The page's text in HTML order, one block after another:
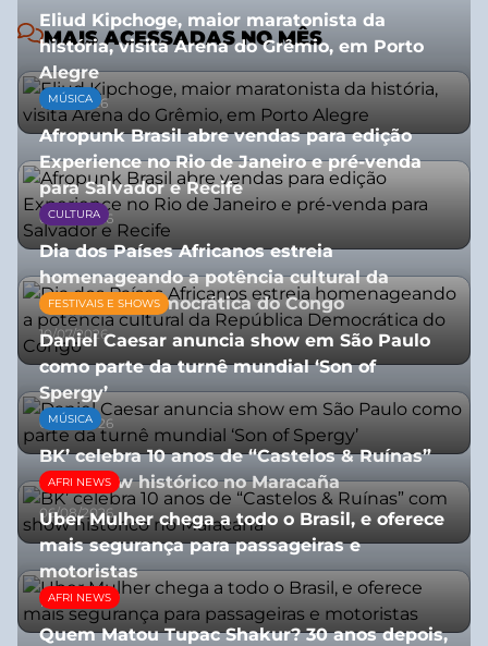
MAIS ACESSADAS NO MÊS
Eliud Kipchoge, maior maratonista da
história, visita Arena do Grêmio, em Porto
Alegre
10/07/2026
MÚSICA
Afropunk Brasil abre vendas para edição
Experience no Rio de Janeiro e pré-venda
para Salvador e Recife
03/08/2026
CULTURA
Dia dos Países Africanos estreia
homenageando a potência cultural da
República Democrática do Congo
10/07/2026
FESTIVAIS E SHOWS
Daniel Caesar anuncia show em São Paulo
como parte da turnê mundial ‘Son of
Spergy’
05/08/2026
MÚSICA
BK’ celebra 10 anos de “Castelos & Ruínas”
com show histórico no Maracaña
06/08/2026
AFRI NEWS
Uber Mulher chega a todo o Brasil, e oferece
mais segurança para passageiras e
motoristas
10/07/2026
AFRI NEWS
Quem Matou Tupac Shakur? 30 anos depois,